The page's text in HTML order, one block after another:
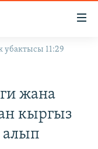
11:29
жана
кыргыз
алып